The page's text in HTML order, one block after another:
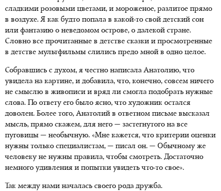
сладкими розовыми цветами, и мороженое, разлитое прямо
в воздухе. Я как будто попала в какой-то свой детский сон
или фантазию о неведомом острове, о далекой стране.
Словно все прочитанные в детстве сказки и просмотренные
в детстве мультфильмы слились предо мной в одно целое.
Собравшись с духом, я честно написала Анатолию, что
увидела на картине, и добавила, что, конечно, совсем ничего
не смыслю в живописи и вряд ли смогла подобрать нужные
слова. По ответу его было ясно, что художник остался
доволен. Более того, Анатолий в ответном письме высказал
мысль, прямо скажем, для него — застегнутого на все
пуговицы — необычную. «Мне кажется, что критерии оценки
нужны только специалистам, — писал он. — Обычному же
человеку не нужны правила, чтобы смотреть. Достаточно
немного удивления и попытки увидеть что-то свое».
Так между нами началась своего рода дружба.